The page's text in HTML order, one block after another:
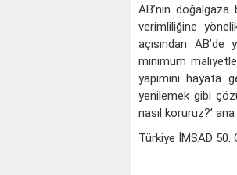
AB’nin doğalgaza
verimliliğine
açısından
minimum maliyetle
yapımını
yenilemek gibi
nasıl koruruz?’
Türkiye İMSAD 50.